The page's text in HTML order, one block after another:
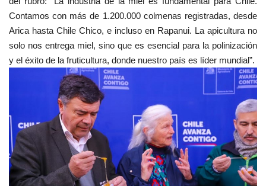
Contamos con más de 1.200.000 colmenas registradas, desde
Arica hasta Chile Chico, e incluso en Rapanui. La apicultura no
solo nos entrega miel, sino que es esencial para la polinización
y el éxito de la fruticultura, donde nuestro país es líder mundial”.